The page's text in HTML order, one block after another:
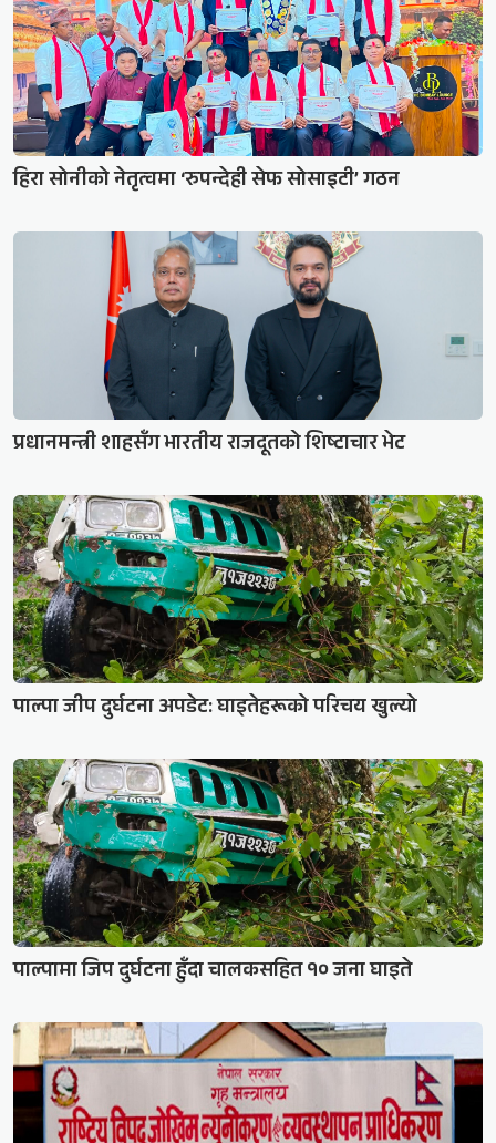
हिरा सोनीको नेतृत्वमा ‘रुपन्देही सेफ सोसाइटी’ गठन
प्रधानमन्त्री शाहसँग भारतीय राजदूतको शिष्टाचार भेट
पाल्पा जीप दुर्घटना अपडेट: घाइतेहरूको परिचय खुल्यो
पाल्पामा जिप दुर्घटना हुँदा चालकसहित १० जना घाइते